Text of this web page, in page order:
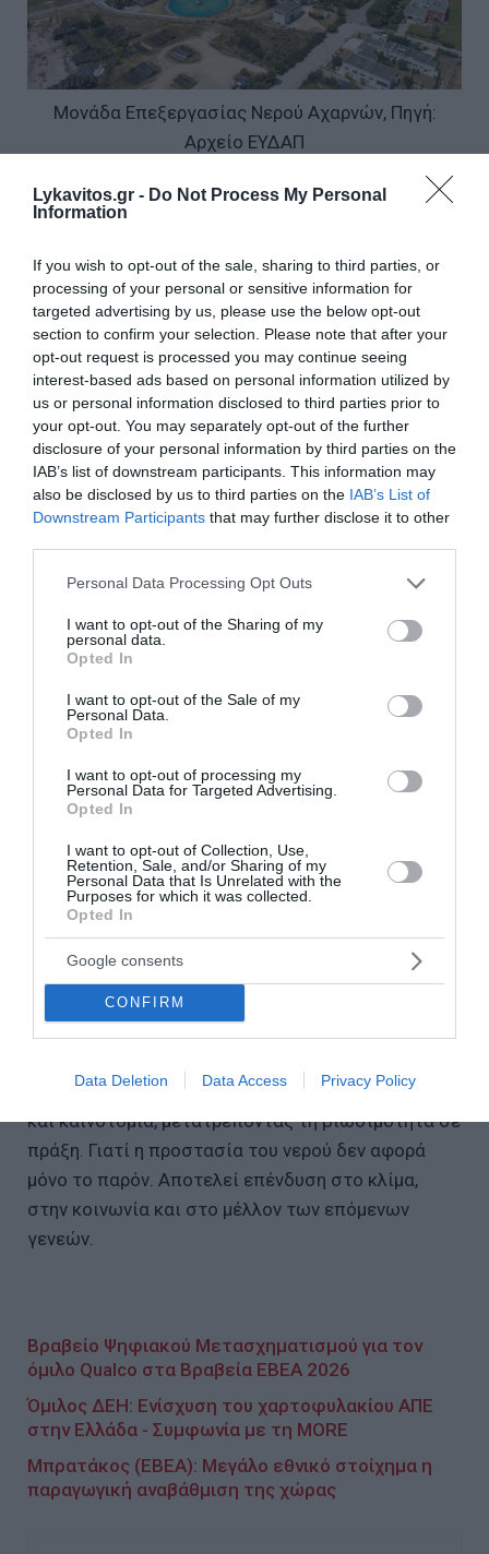
Lykavitos.gr - Do Not Process My Personal
Information
If you wish to opt-out of the sale, sharing to third parties, or
processing of your personal or sensitive information for
targeted advertising by us, please use the below opt-out
section to confirm your selection. Please note that after your
opt-out request is processed you may continue seeing
interest-based ads based on personal information utilized by
us or personal information disclosed to third parties prior to
your opt-out. You may separately opt-out of the further
disclosure of your personal information by third parties on the
IAB’s list of downstream participants. This information may
also be disclosed by us to third parties on the IAB’s List of
Downstream Participants that may further disclose it to other
Please note that this website/app uses one or more Google
not limited to your visit or usage behaviour. You may click to
grant or deny consent to Google and its third-party tags to
use your data for below specified purposes in below Google
consent section.
Personal Data Processing Opt Outs
I want to opt-out of the Sharing of my
personal data.
Opted In
I want to opt-out of the Sale of my
Personal Data.
Opted In
I want to opt-out of processing my
Personal Data for Targeted Advertising.
Opted In
I want to opt-out of Collection, Use,
Retention, Sale, and/or Sharing of my
Personal Data that Is Unrelated with the
Purposes for which it was collected.
Opted In
Google consents
CONFIRM
Data Deletion Data Access Privacy Policy
Μονάδα Επεξεργασίας Νερού Αχαρνών, Πηγή:
Αρχείο ΕΥΔΑΠ
Η βιώσιμη ανάπτυξη αποτελεί πλέον
αναπόσπαστο μέρος της εταιρικής στρατηγικής
τηςΕΥΔΑΠ. Το 2025 η Εταιρεία προχώρησε για
δεύτερη συνεχόμενη χρονιά στη δημοσιοποίηση
Δήλωσης Βιωσιμότητας σύμφωνα με τις
απαιτήσεις της ευρωπαϊκής οδηγίας CSRD και των
Ευρωπαϊκών Προτύπων Αναφορών Βιωσιμότητας
ESRS, ενισχύοντας περαιτέρω τη διαφάνεια, τη
λογοδοσία και την ενσωμάτωση των αρχών ESG
στο σύνολο της λειτουργίας της.
Παράλληλα, επενδύει συστηματικά σε εργαλεία
παρακολούθησης δεικτών βιωσιμότητας,
διακυβέρνησης, δημιουργώντας τις προϋποθέσεις
για μακροπρόθεσμη ανθεκτικότητα και βιώσιμη
ανάπτυξη.
Επενδύοντας στο αύριο
Πέρα από τις υποδομές, τις επενδύσεις και τους
άρρηκτα συνδεδεμένη με την καθημερινότητα των
πολιτών. Η πρόσβαση σε ασφαλές και ποιοτικό
νερό αποτελεί θεμελιώδες κοινωνικό αγαθό και
βασική προϋπόθεση για τη δημόσια υγεία, την
ευημερία και τη βιώσιμη ανάπτυξη.
Σε μια εποχή όπου οι περιβαλλοντικές προκλήσεις
συνεχίζει να επενδύει σε υποδομές, τεχνολογία
και καινοτομία, μετατρέποντας τη βιωσιμότητα σε
πράξη. Γιατί η προστασία του νερού δεν αφορά
μόνο το παρόν. Αποτελεί επένδυση στο κλίμα,
στην κοινωνία και στο μέλλον των επόμενων
γενεών.
Βραβείο Ψηφιακού Μετασχηματισμού για τον
όμιλο Qualco στα Βραβεία ΕΒΕΑ 2026
Όμιλος ΔΕΗ: Ενίσχυση του χαρτοφυλακίου ΑΠΕ
στην Ελλάδα - Συμφωνία με τη MORE
Μπρατάκος (ΕΒΕΑ): Μεγάλο εθνικό στοίχημα η
παραγωγική αναβάθμιση της χώρας